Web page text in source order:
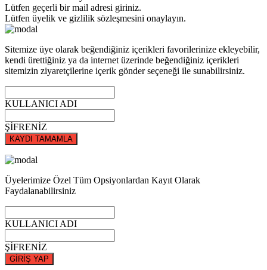
Lütfen geçerli bir mail adresi giriniz.
Lütfen üyelik ve gizlilik sözleşmesini onaylayın.
Sitemize üye olarak beğendiğiniz içerikleri favorilerinize ekleyebilir,
kendi ürettiğiniz ya da internet üzerinde beğendiğiniz içerikleri
sitemizin ziyaretçilerine içerik gönder seçeneği ile sunabilirsiniz.
KULLANICI ADI
ŞİFRENİZ
KAYDI TAMAMLA
Üyelerimize Özel Tüm Opsiyonlardan Kayıt Olarak
Faydalanabilirsiniz
KULLANICI ADI
ŞİFRENİZ
GİRİŞ YAP